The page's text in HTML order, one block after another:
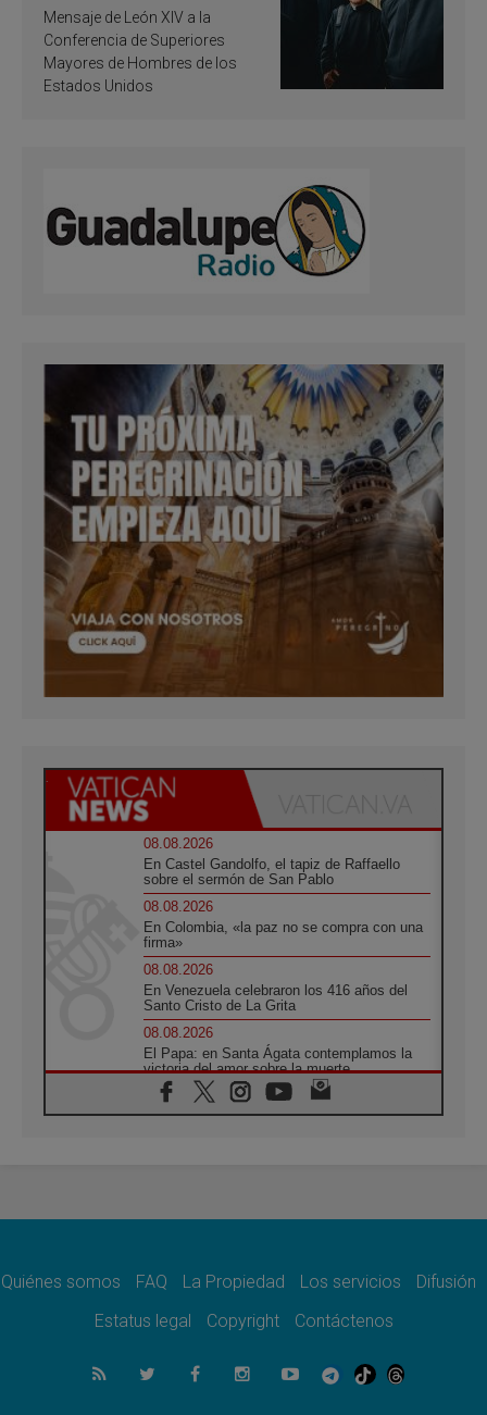
de inspiración y
santificación
Mensaje de León XIV a la
Conferencia de Superiores
Mayores de Hombres de los
Estados Unidos
08.08.2026
En Castel Gandolfo, el tapiz de Raffaello
sobre el sermón de San Pablo
08.08.2026
En Colombia, «la paz no se compra con una
firma»
08.08.2026
En Venezuela celebraron los 416 años del
Santo Cristo de La Grita
08.08.2026
El Papa: en Santa Ágata contemplamos la
victoria del amor sobre la muerte
08.08.2026
León XIV visitará el Santuario de la Madre
07.08.2026
07.08.2026
el compromiso del cristiano"
La matanza de niños en Gaza no cesa: 300
muertos en 300 días
Quiénes somos FAQ La Propiedad Los servicios
Difusión
Estatus legal
Copyright Contáctenos